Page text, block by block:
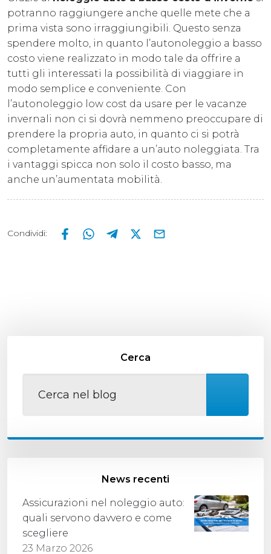
potranno raggiungere anche quelle mete che a
prima vista sono irraggiungibili. Questo senza
spendere molto, in quanto l’autonoleggio a basso
costo viene realizzato in modo tale da offrire a
tutti gli interessati la possibilità di viaggiare in
modo semplice e conveniente. Con
l’autonoleggio low cost da usare per le vacanze
invernali non ci si dovrà nemmeno preoccupare di
prendere la propria auto, in quanto ci si potrà
completamente affidare a un’auto noleggiata. Tra
i vantaggi spicca non solo il costo basso, ma
anche un’aumentata mobilità.
Condividi:
Cerca
News recenti
Assicurazioni nel noleggio auto:
quali servono davvero e come
scegliere
23 Marzo 2026